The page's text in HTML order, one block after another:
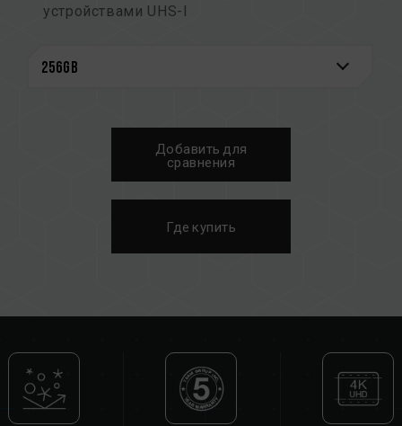
устройствами UHS-I
конструкции
5-летняя гарантия для более надежной
защиты данных
Добавить для
сравнения
Где купить